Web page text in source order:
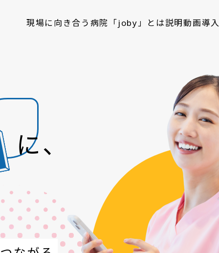
現場に向き合う病院 「joby」とは説明動画導
に、